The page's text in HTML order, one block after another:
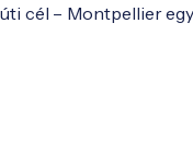
cél – Montpellier egy